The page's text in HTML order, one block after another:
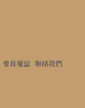
會員權益 聯絡我們